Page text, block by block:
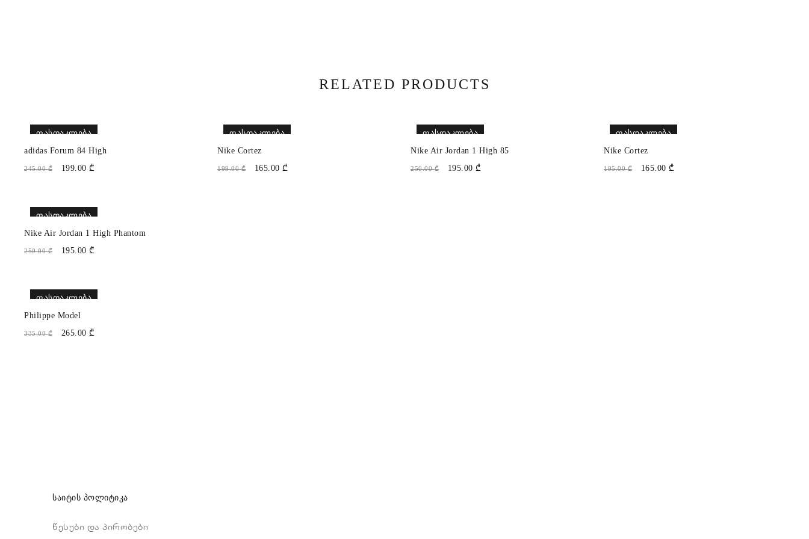
RELATED PRODUCTS
ᲤᲐᲡᲓᲐᲙᲚᲔᲑᲐ
adidas Forum 84 High
245.00₾ 199.00 ₾
ᲤᲐᲡᲓᲐᲙᲚᲔᲑᲐ
Nike Cortez
199.00₾ 165.00 ₾
ᲤᲐᲡᲓᲐᲙᲚᲔᲑᲐ
Nike Air Jordan 1 High 85
250.00₾ 195.00 ₾
ᲤᲐᲡᲓᲐᲙᲚᲔᲑᲐ
Nike Cortez
195.00₾ 165.00 ₾
ᲤᲐᲡᲓᲐᲙᲚᲔᲑᲐ
Nike Air Jordan 1 High Phantom
250.00₾ 195.00 ₾
ᲤᲐᲡᲓᲐᲙᲚᲔᲑᲐ
Philippe Model
335.00₾ 265.00 ₾
საიტის პოლიტიკა
წესები და პირობები